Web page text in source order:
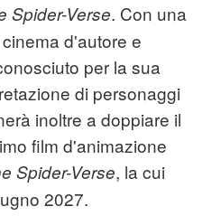
Spider-Verse. Con una
d'autore e
per la sua
di personaggi
inoltre a doppiare il
film d'animazione
Spider-Verse, la cui
2027.